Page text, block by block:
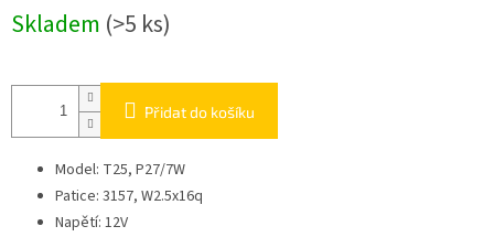
Skladem (>5 ks)
Přidat do košíku
Model: T25, P27/7W
Patice: 3157, W2.5x16q
Napětí: 12V